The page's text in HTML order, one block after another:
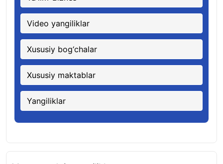
Video yangiliklar
Xususiy bog‘chalar
Xususiy maktablar
Yangiliklar